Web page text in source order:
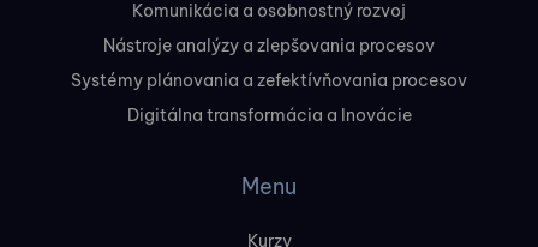
Komunikácia a osobnostný rozvoj
Nástroje analýzy a zlepšovania procesov
Systémy plánovania a zefektívňovania procesov
Digitálna transformácia a Inovácie
Menu
Kurzy